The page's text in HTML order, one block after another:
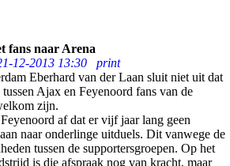
fans naar Arena
12-2013 13:30
print
Eberhard van der Laan sluit niet uit dat
Ajax en Feyenoord fans van de
zijn.
af dat er vijf jaar lang geen
naar onderlinge uitduels. Dit vanwege de
tussen de supportersgroepen. Op het
is die afspraak nog van kracht, maar